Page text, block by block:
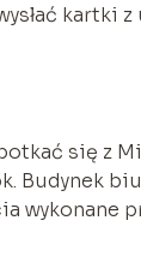
kartki
się z
Budynek
wykonane